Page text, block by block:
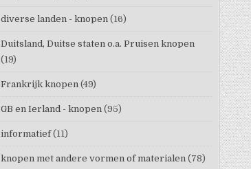
diverse landen - knopen (16)
Duitsland, Duitse staten o.a. Pruisen knopen
(19)
Frankrijk knopen (49)
GB en Ierland - knopen (95)
informatief (11)
knopen met andere vormen of materialen (78)